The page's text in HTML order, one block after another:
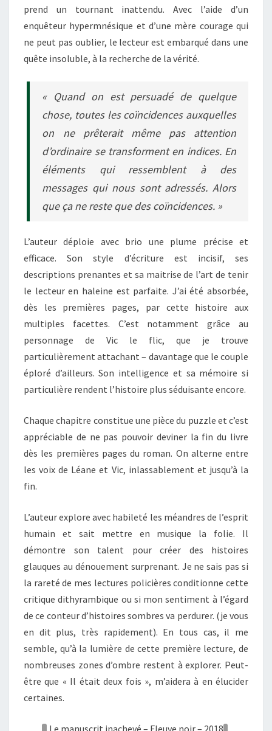
prend un tournant inattendu. Avec l’aide d’un
enquêteur hypermnésique et d’une mère courage qui
ne peut pas oublier, le lecteur est embarqué dans une
quête insoluble, à la recherche de la vérité.
« Quand on est persuadé de quelque
chose, toutes les coïncidences auxquelles
on ne prêterait même pas attention
d’ordinaire se transforment en indices. En
éléments qui ressemblent à des
messages qui nous sont adressés. Alors
que ça ne reste que des coïncidences. »
L’auteur déploie avec brio une plume précise et
efficace. Son style d’écriture est incisif, ses
descriptions prenantes et sa maitrise de l’art de tenir
le lecteur en haleine est parfaite. J’ai été absorbée,
dès les premières pages, par cette histoire aux
multiples facettes. C’est notamment grâce au
personnage de Vic le flic, que je trouve
particulièrement attachant – davantage que le couple
éploré d’ailleurs. Son intelligence et sa mémoire si
particulière rendent l’histoire plus séduisante encore.
Chaque chapitre constitue une pièce du puzzle et c’est
appréciable de ne pas pouvoir deviner la fin du livre
dès les premières pages du roman. On alterne entre
les voix de Léane et Vic, inlassablement et jusqu’à la
fin.
L’auteur explore avec habileté les méandres de l’esprit
humain et sait mettre en musique la folie. Il
démontre son talent pour créer des histoires
glauques au dénouement surprenant. Je ne sais pas si
la rareté de mes lectures policières conditionne cette
critique dithyrambique ou si mon sentiment à l’égard
de ce conteur d’histoires sombres va perdurer. (je vous
en dit plus, très rapidement). En tous cas, il me
semble, qu’à la lumière de cette première lecture, de
nombreuses zones d’ombre restent à explorer. Peut-
être que « Il était deux fois », m’aidera à en élucider
certaines.